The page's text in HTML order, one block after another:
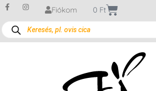
Fiókom 0 Ft